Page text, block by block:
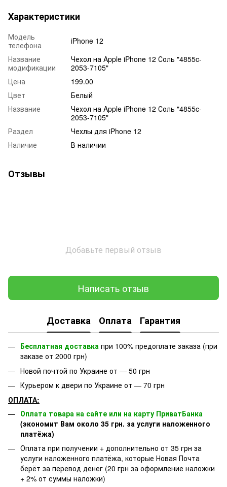
Характеристики
Модель
телефона
iPhone 12
Название
модификации
Чехол на Apple iPhone 12 Соль "4855c-
2053-7105"
Цена
199.00
Цвет
Белый
Название
Чехол на Apple iPhone 12 Соль "4855c-
2053-7105"
Раздел
Чехлы для iPhone 12
Наличие
В наличии
Отзывы
Добавьте первый отзыв
Написать отзыв
Доставка Оплата Гарантия
Бесплатная доставка при 100% предоплате заказа (при
заказе от 2000 грн)
Новой почтой по Украине от — 50 грн
Курьером к двери по Украине от — 70 грн
ОПЛАТА:
Оплата товара на сайте или на карту ПриватБанка
(экономит Вам около 35 грн. за услуги наложенного
платёжа)
Оплата при получении + дополнительно от 35 грн за
услуги наложенного платёжа, которые Новая Почта
берёт за перевод денег (20 грн за оформление наложки
+ 2% от суммы наложки)